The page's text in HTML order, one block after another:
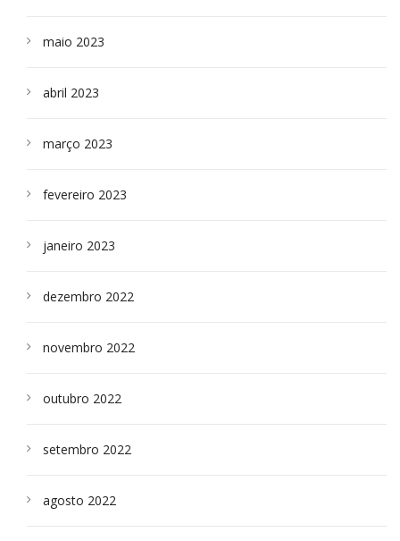
maio 2023
abril 2023
março 2023
fevereiro 2023
janeiro 2023
dezembro 2022
novembro 2022
outubro 2022
setembro 2022
agosto 2022